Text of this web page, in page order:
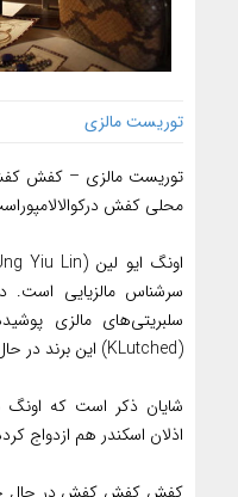
توریست مالزی
توریست مالزی – کفش
محلی کفش
سرشناس مالزیایی
سلبریتی‌های مالزی
(KLutched) این برند در حال رقابت با برندهای پاریسی است.
شایان ذکر است که اونگ
اذلان اسکندر هم ازدواج